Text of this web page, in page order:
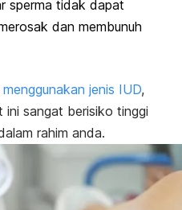
sperma tidak dapat
dan membunuh
jenis IUD,
ini sangat berisiko tinggi
rahim anda.